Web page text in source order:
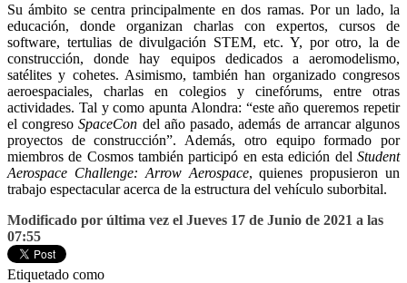
Su ámbito se centra principalmente en dos ramas. Por un lado, la
educación, donde organizan charlas con expertos, cursos de
software, tertulias de divulgación STEM, etc. Y, por otro, la de
construcción, donde hay equipos dedicados a aeromodelismo,
satélites y cohetes. Asimismo, también han organizado congresos
aeroespaciales, charlas en colegios y cinefórums, entre otras
actividades. Tal y como apunta Alondra: “este año queremos repetir
el congresoSpaceCon del año pasado, además de arrancar algunos
proyectos de construcción”. Además, otro equipo formado por
miembros de Cosmos también participó en esta edición del Student
Aerospace Challenge: Arrow Aerospace, quienes propusieron un
trabajo espectacular acerca de la estructura del vehículo suborbital.
Modificado por última vez el Jueves 17 de Junio de 2021 a las
07:55
Etiquetado como